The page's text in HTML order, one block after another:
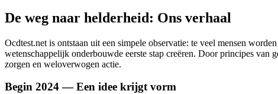
De weg naar helderheid: Ons verhaal
Ocdtest.net is ontstaan uit een simpele observatie: te veel mensen
wetenschappelijk onderbouwde eerste stap creëren. Door principes
zorgen en weloverwogen actie.
Begin 2024 — Een idee krijgt vorm